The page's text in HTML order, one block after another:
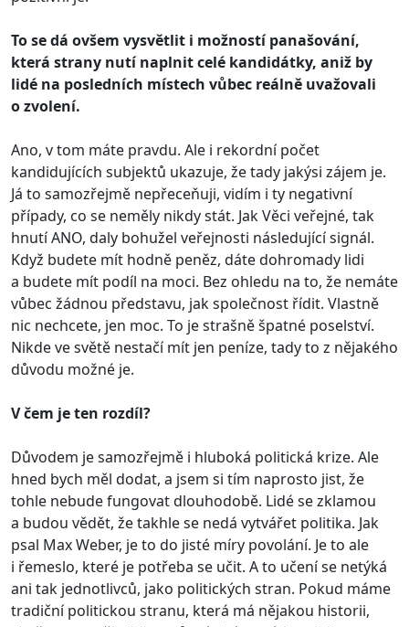
To se dá ovšem vysvětlit i možností panašování,
která strany nutí naplnit celé kandidátky, aniž by
lidé na posledních místech vůbec reálně uvažovali
o zvolení.
Ano, v tom máte pravdu. Ale i rekordní počet
kandidujících subjektů ukazuje, že tady jakýsi zájem je.
Já to samozřejmě nepřeceňuji, vidím i ty negativní
případy, co se neměly nikdy stát. Jak Věci veřejné, tak
hnutí ANO, daly bohužel veřejnosti následující signál.
Když budete mít hodně peněz, dáte dohromady lidi
a budete mít podíl na moci. Bez ohledu na to, že nemáte
vůbec žádnou představu, jak společnost řídit. Vlastně
nic nechcete, jen moc. To je strašně špatné poselství.
Nikde ve světě nestačí mít jen peníze, tady to z nějakého
důvodu možné je.
V čem je ten rozdíl?
Důvodem je samozřejmě i hluboká politická krize. Ale
hned bych měl dodat, a jsem si tím naprosto jist, že
tohle nebude fungovat dlouhodobě. Lidé se zklamou
a budou vědět, že takhle se nedá vytvářet politika. Jak
psal Max Weber, je to do jisté míry povolání. Je to ale
i řemeslo, které je potřeba se učit. A to učení se netýká
ani tak jednotlivců, jako politických stran. Pokud máme
tradiční politickou stranu, která má nějakou historii,